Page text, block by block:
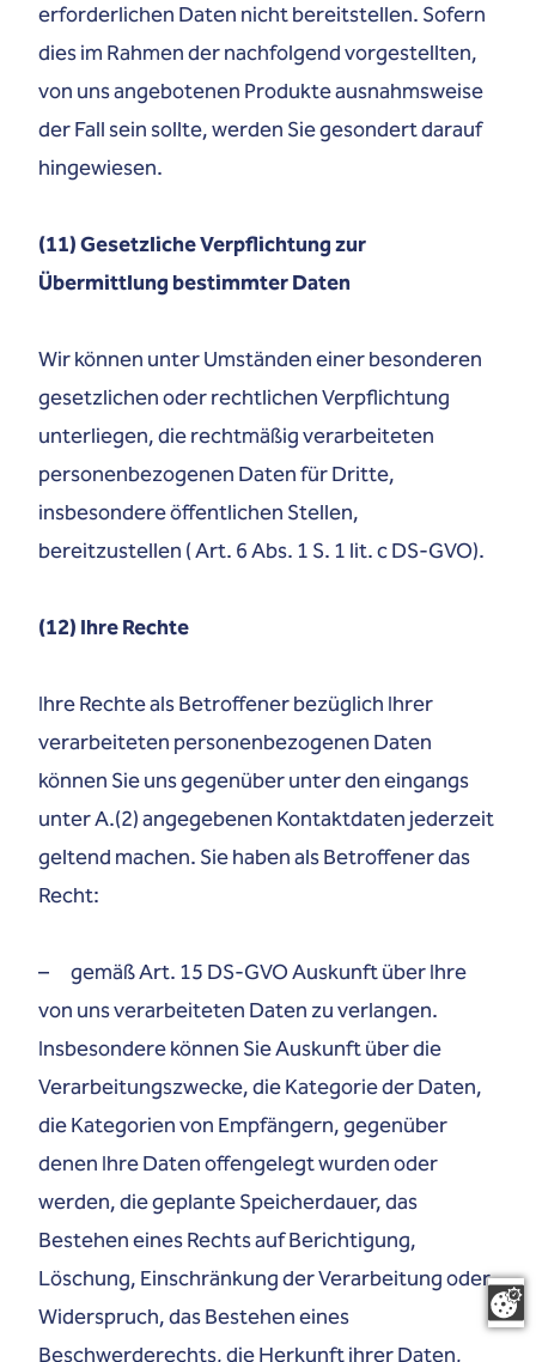
erforderlichen Daten nicht bereitstellen. Sofern
dies im Rahmen der nachfolgend vorgestellten,
von uns angebotenen Produkte ausnahmsweise
der Fall sein sollte, werden Sie gesondert darauf
hingewiesen.
(11) Gesetzliche Verpflichtung zur
Übermittlung bestimmter Daten
Wir können unter Umständen einer besonderen
gesetzlichen oder rechtlichen Verpflichtung
unterliegen, die rechtmäßig verarbeiteten
personenbezogenen Daten für Dritte,
insbesondere öffentlichen Stellen,
bereitzustellen ( Art. 6 Abs. 1 S. 1 lit. c DS-GVO).
(12) Ihre Rechte
Ihre Rechte als Betroffener bezüglich Ihrer
verarbeiteten personenbezogenen Daten
können Sie uns gegenüber unter den eingangs
unter A.(2) angegebenen Kontaktdaten jederzeit
geltend machen. Sie haben als Betroffener das
Recht:
– gemäß Art. 15 DS-GVO Auskunft über Ihre
von uns verarbeiteten Daten zu verlangen.
Insbesondere können Sie Auskunft über die
Verarbeitungszwecke, die Kategorie der Daten,
die Kategorien von Empfängern, gegenüber
denen Ihre Daten offengelegt wurden oder
werden, die geplante Speicherdauer, das
Bestehen eines Rechts auf Berichtigung,
Löschung, Einschränkung der Verarbeitung oder
Widerspruch, das Bestehen eines
Beschwerderechts, die Herkunft ihrer Daten,